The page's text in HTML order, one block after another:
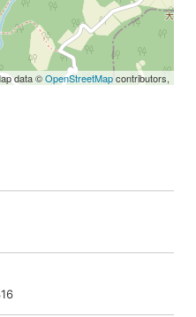
data ©OpenStreetMapcontributors,